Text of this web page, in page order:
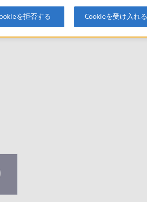
を拒否する Cookieを受け入れる